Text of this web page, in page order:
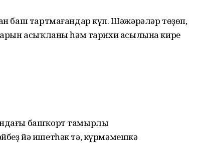
баш тартмағандар күп. Шәжәрәләр төҙөп,
асыҡланы һәм тарихи асылына кире
башҡорт тамырлы
йә ишетһәк тә, күрмәмешкә